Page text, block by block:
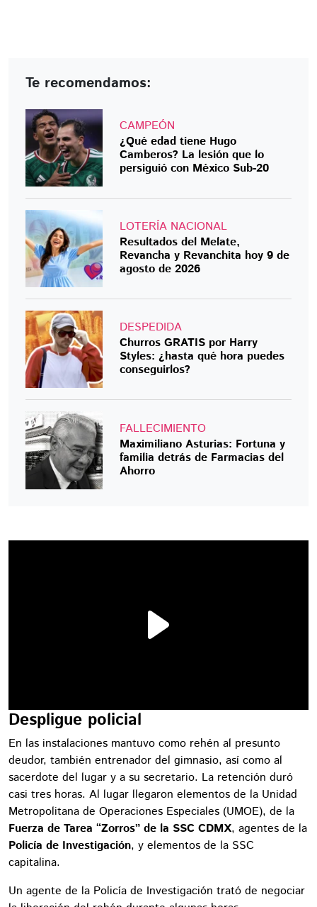
Te recomendamos:
CAMPEÓN
¿Qué edad tiene Hugo
Camberos? La lesión que lo
persiguió con México Sub-20
LOTERÍA NACIONAL
Resultados del Melate,
Revancha y Revanchita hoy 9 de
agosto de 2026
DESPEDIDA
Churros GRATIS por Harry
Styles: ¿hasta qué hora puedes
conseguirlos?
FALLECIMIENTO
Maximiliano Asturias: Fortuna y
familia detrás de Farmacias del
Ahorro
Despligue policial
En las instalaciones mantuvo como rehén al presunto
deudor, también entrenador del gimnasio, así como al
sacerdote del lugar y a su secretario. La retención duró
casi tres horas. Al lugar llegaron elementos de la Unidad
Metropolitana de Operaciones Especiales (UMOE), de la
Fuerza de Tarea “Zorros” de la SSC CDMX, agentes de la
Policía de Investigación, y elementos de la SSC
capitalina.
Un agente de la Policía de Investigación trató de negociar